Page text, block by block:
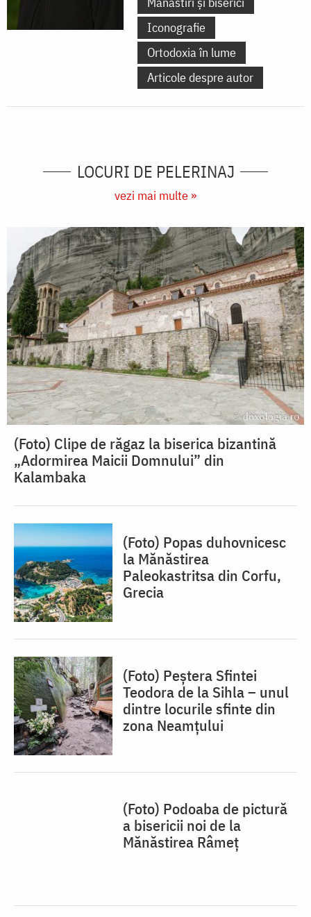
Iconografie
Ortodoxia în lume
Articole despre autor
LOCURI DE PELERINAJ
vezi mai multe »
(Foto) Clipe de răgaz la biserica bizantină
„Adormirea Maicii Domnului” din
Kalambaka
(Foto) Popas duhovnicesc
la Mănăstirea
Paleokastritsa din Corfu,
Grecia
(Foto) Peștera Sfintei
Teodora de la Sihla – unul
dintre locurile sfinte din
zona Neamțului
(Foto) Podoaba de pictură
a bisericii noi de la
Mănăstirea Râmeț